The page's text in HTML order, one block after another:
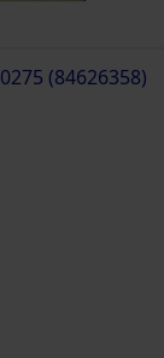
0275 (84626358)